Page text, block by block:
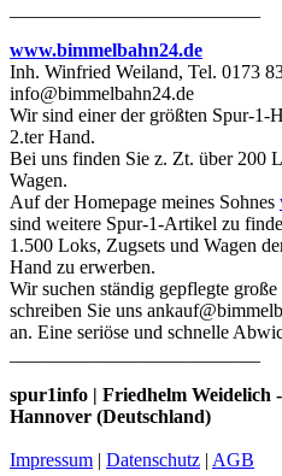
www.bimmelbahn24.de
Inh. Winfried Weiland, Tel. 0173
info@bimmelbahn24.de
Wir sind einer der größten Spur-1-
2.ter Hand.
Bei uns finden Sie z. Zt. über 200
Wagen.
Auf der Homepage meines Sohnes
sind weitere Spur-1-Artikel zu
1.500 Loks, Zugsets und Wagen
Hand zu erwerben.
Wir suchen ständig gepflegte
schreiben Sie uns
an. Eine seriöse und schnelle
spur1info | Friedhelm Weidelich
Hannover (Deutschland)
Impressum | Datenschutz | AGB